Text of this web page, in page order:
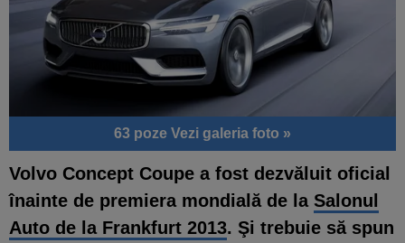
63 poze Vezi galeria foto »
Volvo Concept Coupe a fost dezvăluit oficial
înainte de premiera mondială de la Salonul
Auto de la Frankfurt 2013. Şi trebuie să spun